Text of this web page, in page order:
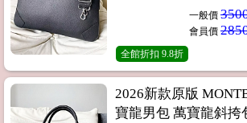
一般價
會員價
全館折扣 9.8折
2026新款原版
寶龍男包 萬寶龍斜挎